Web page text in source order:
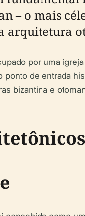
– o mais
arquitetura
por uma
ponto de entrada
bizantina e